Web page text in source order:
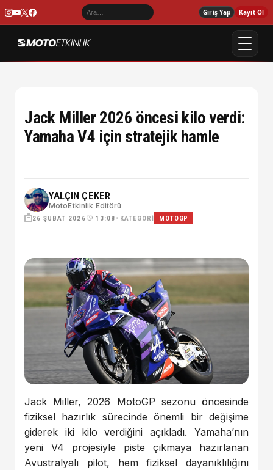
Giriş Yap Kayıt Ol
Jack Miller 2026 öncesi kilo verdi:
Yamaha V4 için stratejik hamle
YALÇIN ÇEKER
MotoEtkinlik Editörü
26 ŞUBAT 2026 13:08 • KATEGORI MOTOGP
Jack Miller, 2026 MotoGP sezonu öncesinde
fiziksel hazırlık sürecinde önemli bir değişime
giderek iki kilo verdiğini açıkladı. Yamaha’nın
yeni V4 projesiyle piste çıkmaya hazırlanan
Avustralyalı pilot, hem fiziksel dayanıklılığını